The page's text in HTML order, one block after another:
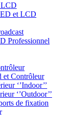
LCD
et LCD
Professionnel
et Contrôleur
‘’Indoor’’
‘’Outdoor’’
de fixation